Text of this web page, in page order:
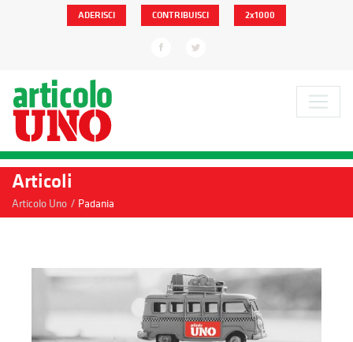
ADERISCI CONTRIBUISCI 2x1000
Articoli
Articolo Uno / Padania